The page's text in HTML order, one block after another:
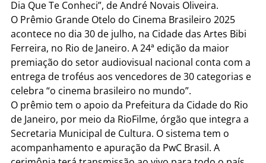
Dia Que Te Conheci”, de André Novais Oliveira.
O Prêmio Grande Otelo do Cinema Brasileiro 2025
acontece no dia 30 de julho, na Cidade das Artes Bibi
Ferreira, no Rio de Janeiro. A 24ª edição da maior
premiação do setor audiovisual nacional conta com a
entrega de troféus aos vencedores de 30 categorias e
celebra “o cinema brasileiro no mundo”.
O prêmio tem o apoio da Prefeitura da Cidade do Rio
de Janeiro, por meio da RioFilme, órgão que integra a
Secretaria Municipal de Cultura. O sistema tem o
acompanhamento e apuração da PwC Brasil. A